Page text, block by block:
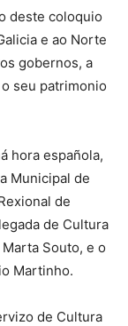
deste coloquio
e ao Norte
gobernos, a
seu patrimonio
hora española,
Municipal de
de
de Cultura
Souto, e o
Martinho.
de Cultura